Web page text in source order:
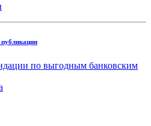
по выгодным банковским